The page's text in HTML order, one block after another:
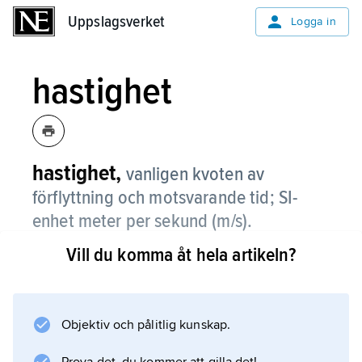
Uppslagsverket Logga in
hastighet
hastighet, vanligen kvoten av
förflyttning och motsvarande tid; SI-
enhet meter per sekund (m/s).
Vid materiell förflyttning betecknas hastighet
c
Vill du komma åt hela artikeln?
Objektiv och pålitlig kunskap.